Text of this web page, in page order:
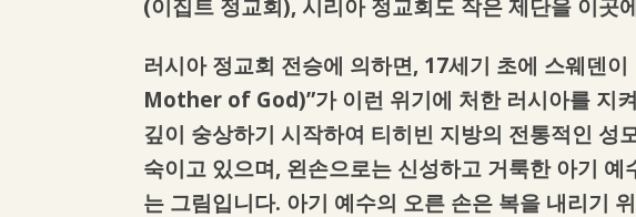
(이집트 정교회), 시리아 정교회도 작은 제단을 이곳
러시아 정교회 전승에 의하면, 17세기 초에 스웨덴
Mother of God)”가 이런 위기에 처한 러시아를 지
깊이 숭상하기 시작하여 티히빈 지방의 전통적인
숙이고 있으며, 왼손으로는 신성하고 거룩한 아기
는 그림입니다. 아기 예수의 오른 손은 복을 내리기